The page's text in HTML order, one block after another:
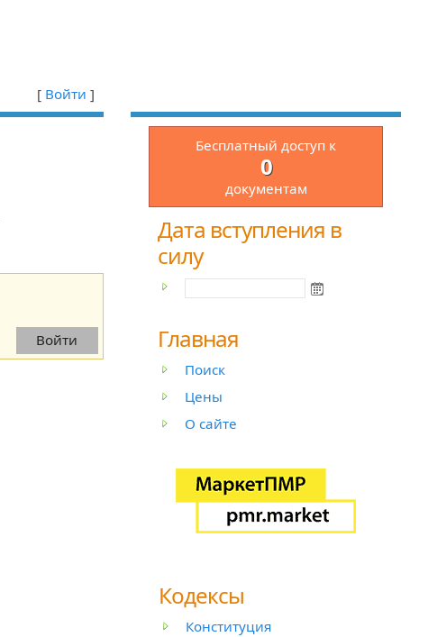
[ Войти ]
Бесплатный доступ к
0
документам
Дата вступления в
силу
Главная
Поиск
Цены
О сайте
Кодексы
Конституция